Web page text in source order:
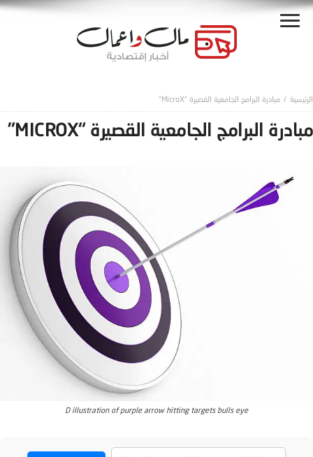
مبادرة البرامج الجامعية القصيرة “MicroX”
مبادرة البرامج الجامعية القصيرة “MICROX”
D illustration of purple arrow hitting targets bulls eye